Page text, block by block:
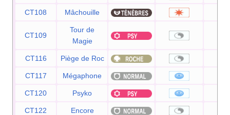
CT108 Mâchouille
CT109
Tour de
Magie
CT116 Piège de Roc
CT117 Mégaphone
CT120 Psyko
CT122 Encore